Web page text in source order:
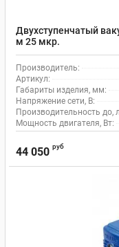
Двухступенчатый
м 25 мкр.
Производитель:
Артикул:
Габариты изделия, мм:
Напряжение сети, В:
Производительность до,
Мощность двигателя, Вт:
44 050 руб